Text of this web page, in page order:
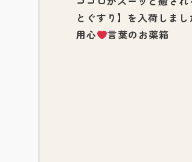
とぐすり】を入荷しまし
用心
言葉のお薬箱